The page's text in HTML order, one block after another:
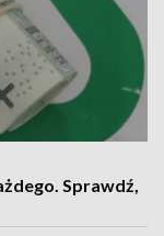
Sprawdź,